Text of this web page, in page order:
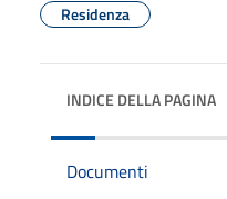
Residenza
INDICE DELLA PAGINA
Documenti